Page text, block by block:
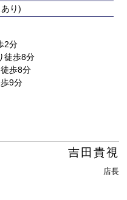
り)
2分
徒歩8分
歩8分
9分
吉田貴視
店長